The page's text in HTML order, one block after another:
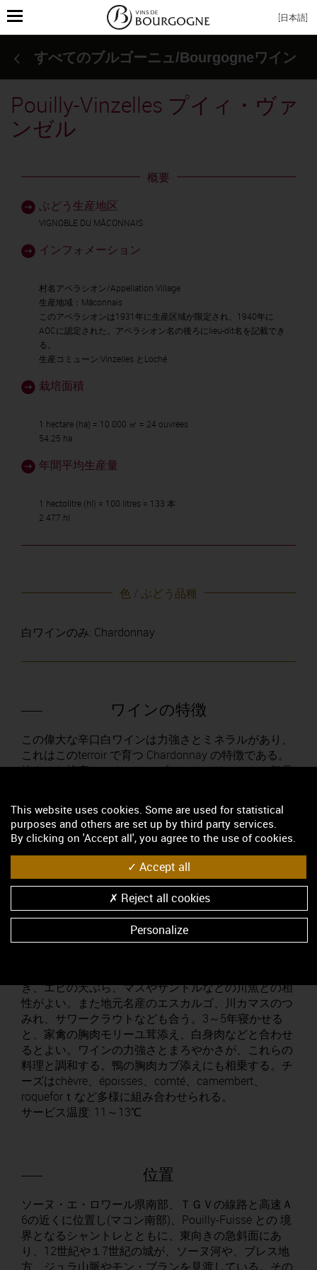
Toggle
[日本語]
すべてのブルゴーニュ/Bourgogneワイン
Pouilly-Vinzelles プイィ・ヴァ
ンゼル
概要
ぶどう生産地区
VIGNOBLE DU MÂCONNAIS
インフォメーション
村名アペラシオン/Appellation Village
生産地域：Mâconnais
このアペラシオンは1931年に生産区域が限定され、1940年に
AOCに認定された。アペラシオン名の後ろにlieu-dit名を記載でき
る。
生産コミューン:Vinzelles とLoché
栽培面積
1 hectare (ha) = 10 000 ㎡ = 24 ouvrées
54.25 ha
年間平均生産量
1 hectolitre (hl) = 100 litres = 133 本
2 477 hl
色 / ぶどう品種
白ワインのみ: Chardonnay
ワインの特徴
この偉大な辛口白ワインは力強さとミネラルがあり、
これはこのterroir で育つ Chardonnay の特徴である。
控えめな蜂蜜、アカシアのブーケはデリケートで気品
る。アロマも多様で、白桃、アプリコット、クレープ
フルーツなどで、年を経るとフレッシュアーモンド、
ヘーゼルナッツ、蜂蜜、カリン、焼いたパンが現われ
る。豊満で、自然のミネラルとオイリーのバランスが
とれ、豊満さはオーク樽での長い熟成を可能にする。
ソムリエのおすすめ
き、エビの天ぷら、マスやサンドルなどの川魚との相
性がよい。また地元名産のエスカルゴ、川カマスのつ
みれ、サワークラウトなども合う。3～5年寝かせる
と、家禽の胸肉モリーユ茸添え、白身肉などと合わせ
るとよい。ワインの力強さとまろやかさが、これらの
料理と調和する。鴨の胸肉カブ添えにも相乗する。チ
ーズはchèvre、époisses、comté、camembert、
roqueforｔなど多様に組み合わせられる。
サービス温度: 11～13℃
位置
ソーヌ・エ・ロワール県南部、ＴＧＶの線路と高速Ａ
6の近くに位置し(マコン南部)、Pouilly-Fuissé との 境
界となるシャントレとともに、東向きの急斜面にあ
り、12世紀や１7世紀の城が、ソーヌ河や、ブレス地
方、ジュラ山脈やモン・ブランを見渡している。その
This website uses cookies. Some are used for statistical
purposes and others are set up by third party services.
By clicking on 'Accept all', you agree to the use of cookies.
Accept all
Reject all cookies
Personalize